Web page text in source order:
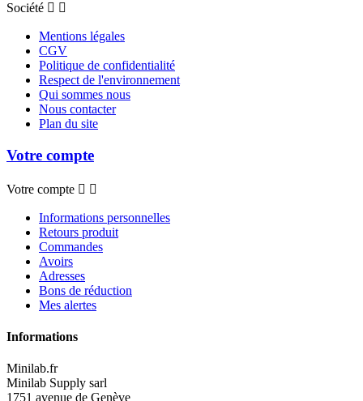
Société  
Mentions légales
CGV
Politique de confidentialité
Respect de l'environnement
Qui sommes nous
Nous contacter
Plan du site
Votre compte
Votre compte  
Informations personnelles
Retours produit
Commandes
Avoirs
Adresses
Bons de réduction
Mes alertes
Informations
Minilab.fr
Minilab Supply sarl
1751 avenue de Genève